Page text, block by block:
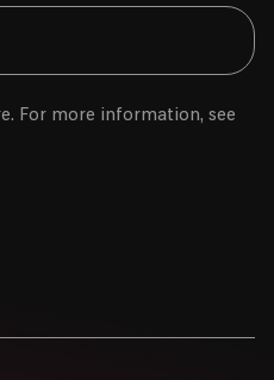
For more information, see